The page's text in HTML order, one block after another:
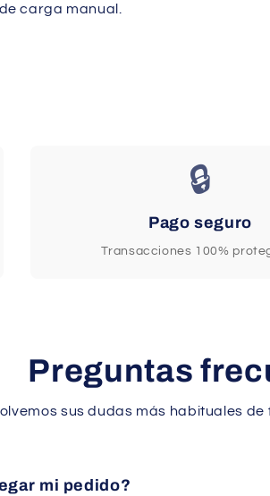
carga manual.
🔒
Pago seguro
Transacciones 100%
Preguntas
sus dudas más habituales
mi pedido?